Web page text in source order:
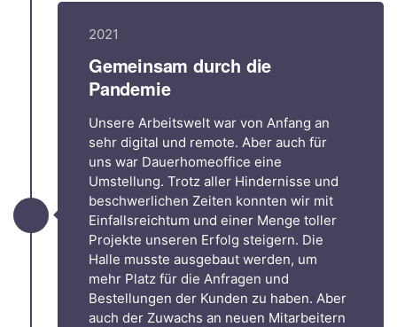
2021
Gemeinsam durch die
Pandemie
Unsere Arbeitswelt war von Anfang an
sehr digital und remote. Aber auch für
uns war Dauerhomeoffice eine
Umstellung. Trotz aller Hindernisse und
beschwerlichen Zeiten konnten wir mit
Einfallsreichtum und einer Menge toller
Projekte unseren Erfolg steigern. Die
Halle musste ausgebaut werden, um
mehr Platz für die Anfragen und
Bestellungen der Kunden zu haben. Aber
auch der Zuwachs an neuen Mitarbeitern